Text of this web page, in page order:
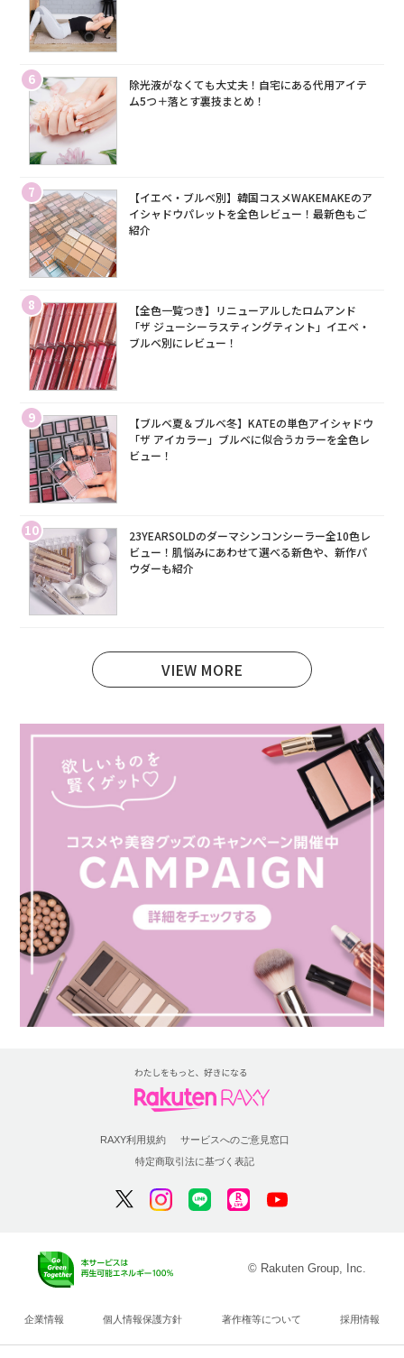
6
除光液がなくても大丈夫！自宅にある代用アイテ
ム5つ＋落とす裏技まとめ！
7
【イエベ・ブルベ別】韓国コスメWAKEMAKEのア
イシャドウパレットを全色レビュー！最新色もご
紹介
8
【全色一覧つき】リニューアルしたロムアンド
「ザ ジューシーラスティングティント」イエベ・
ブルベ別にレビュー！
9
【ブルベ夏＆ブルベ冬】KATEの単色アイシャドウ
「ザ アイカラー」ブルベに似合うカラーを全色レ
ビュー！
10
23YEARSOLDのダーマシンコンシーラー全10色レ
ビュー！肌悩みにあわせて選べる新色や、新作パ
ウダーも紹介
VIEW MORE
RAXY利用規約
サービスへのご意見窓口
特定商取引法に基づく表記
© Rakuten Group, Inc.
企業情報 個人情報保護方針 著作権等について 採用情報